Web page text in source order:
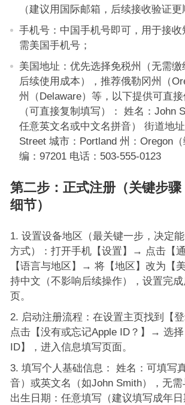
（建议用国际邮箱，后续接收验证更
手机号：中国手机号即可，用于接
需美国手机号；
美国地址：优先选择免税州（无需
后续使用成本），推荐俄勒冈州（
州（Delaware）等，以下提供可直
（可直接复制填写）： 姓名：John
任意英文名或中文名拼音） 街道地
Street 城市：Portland 州：Oregon
编：97201 电话：503-555-0123
第二步：正式注册（关键步
细节）
设置设备地区（最关键一步，决定能
方式）：打开手机【设置】→ 点击【
【语言与地区】→ 将【地区】改为【
持中文（不影响后续操作），设置完
页。
启动注册流程：在设置主页找到【
点击【没有或忘记Apple ID？】→ 选
ID】，进入信息填写页面。
填写个人基础信息： 姓名：可填写
音）或英文名（如John Smith），无需
出生日期：任意填写（建议填写成年